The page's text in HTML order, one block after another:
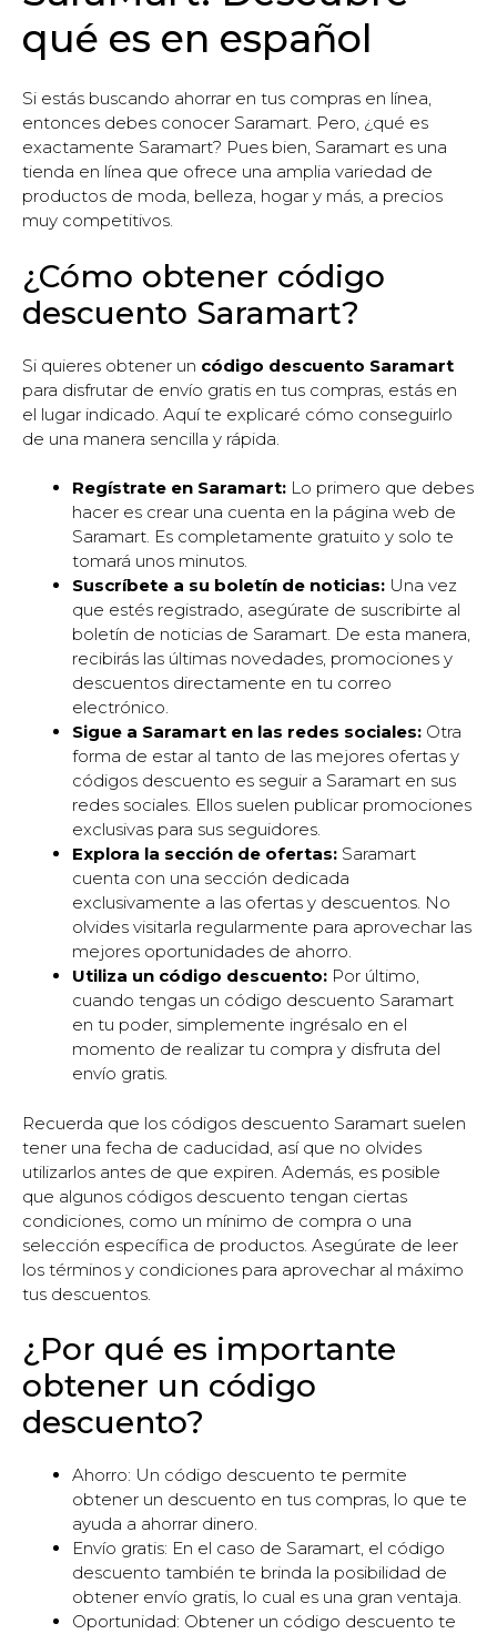
qué es en español
Si estás buscando ahorrar en tus compras en línea,
entonces debes conocer Saramart. Pero, ¿qué es
exactamente Saramart? Pues bien, Saramart es una
tienda en línea que ofrece una amplia variedad de
productos de moda, belleza, hogar y más, a precios
muy competitivos.
¿Cómo obtener código
descuento Saramart?
Si quieres obtener un código descuento Saramart
para disfrutar de envío gratis en tus compras, estás en
el lugar indicado. Aquí te explicaré cómo conseguirlo
de una manera sencilla y rápida.
Regístrate en Saramart: Lo primero que debes
hacer es crear una cuenta en la página web de
Saramart. Es completamente gratuito y solo te
tomará unos minutos.
Suscríbete a su boletín de noticias: Una vez
que estés registrado, asegúrate de suscribirte al
boletín de noticias de Saramart. De esta manera,
recibirás las últimas novedades, promociones y
descuentos directamente en tu correo
electrónico.
Sigue a Saramart en las redes sociales: Otra
forma de estar al tanto de las mejores ofertas y
códigos descuento es seguir a Saramart en sus
redes sociales. Ellos suelen publicar promociones
exclusivas para sus seguidores.
Explora la sección de ofertas: Saramart
cuenta con una sección dedicada
exclusivamente a las ofertas y descuentos. No
olvides visitarla regularmente para aprovechar las
mejores oportunidades de ahorro.
Utiliza un código descuento: Por último,
cuando tengas un código descuento Saramart
en tu poder, simplemente ingrésalo en el
momento de realizar tu compra y disfruta del
envío gratis.
Recuerda que los códigos descuento Saramart suelen
tener una fecha de caducidad, así que no olvides
utilizarlos antes de que expiren. Además, es posible
que algunos códigos descuento tengan ciertas
condiciones, como un mínimo de compra o una
selección específica de productos. Asegúrate de leer
los términos y condiciones para aprovechar al máximo
tus descuentos.
¿Por qué es importante
obtener un código
descuento?
Ahorro: Un código descuento te permite
obtener un descuento en tus compras, lo que te
ayuda a ahorrar dinero.
Envío gratis: En el caso de Saramart, el código
descuento también te brinda la posibilidad de
obtener envío gratis, lo cual es una gran ventaja.
Oportunidad: Obtener un código descuento te